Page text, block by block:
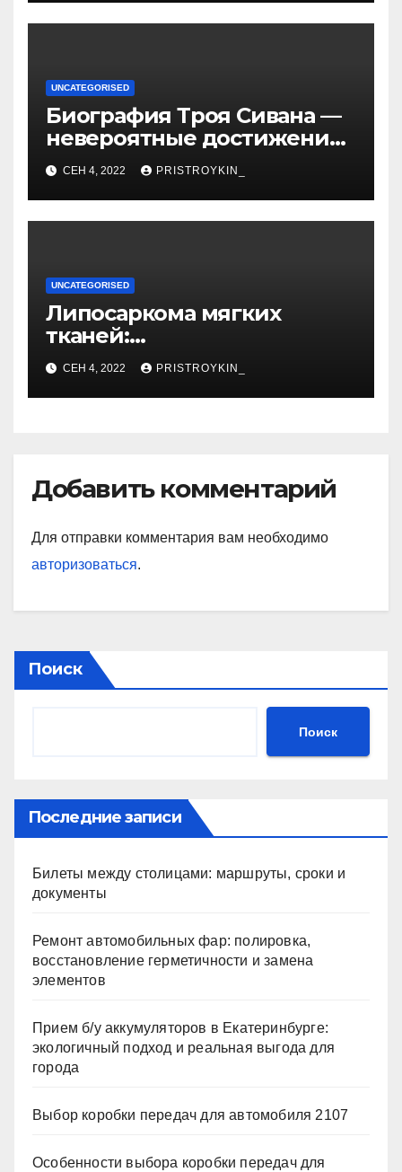
UNCATEGORISED
Биография Троя Сивана —
невероятные достижения,
искристая карьера и
тайная личная жизнь гуру
YouTube
СЕН 4, 2022 PRISTROYKIN_
UNCATEGORISED
Липосаркома мягких
тканей:
высокодифференцированн
ая, плеоморфная,
миксоидная
СЕН 4, 2022 PRISTROYKIN_
Добавить комментарий
Для отправки комментария вам необходимо
авторизоваться.
Поиск
Поиск
Последние записи
Билеты между столицами: маршруты, сроки и
документы
Ремонт автомобильных фар: полировка,
восстановление герметичности и замена
элементов
Прием б/у аккумуляторов в Екатеринбурге:
экологичный подход и реальная выгода для
города
Выбор коробки передач для автомобиля 2107
Особенности выбора коробки передач для